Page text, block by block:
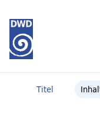
Titel